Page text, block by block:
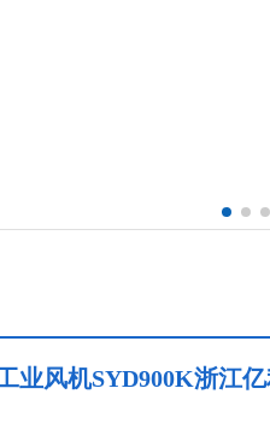
业风机SYD900K浙江